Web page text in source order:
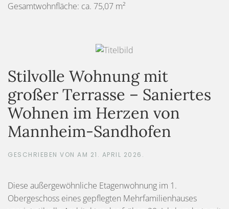
Gesamtwohnfläche: ca. 75,07 m²
Stilvolle Wohnung mit
großer Terrasse – Saniertes
Wohnen im Herzen von
Mannheim-Sandhofen
GESCHRIEBEN VON AM 21. APRIL 2026 .
Diese außergewöhnliche Etagenwohnung im 1.
Obergeschoss eines gepflegten Mehrfamilienhauses